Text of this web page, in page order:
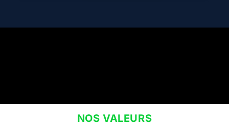
NOS VALEURS